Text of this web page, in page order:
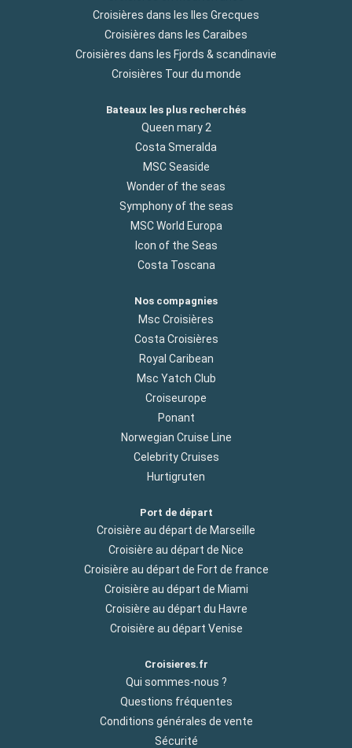
Croisières dans les Iles Grecques
Croisières dans les Caraibes
Croisières dans les Fjords & scandinavie
Croisières Tour du monde
Bateaux les plus recherchés
Queen mary 2
Costa Smeralda
MSC Seaside
Wonder of the seas
Symphony of the seas
MSC World Europa
Icon of the Seas
Costa Toscana
Nos compagnies
Msc Croisières
Costa Croisières
Royal Caribean
Msc Yatch Club
Croiseurope
Ponant
Norwegian Cruise Line
Celebrity Cruises
Hurtigruten
Port de départ
Croisière au départ de Marseille
Croisière au départ de Nice
Croisière au départ de Fort de france
Croisière au départ de Miami
Croisière au départ du Havre
Croisière au départ Venise
Croisieres.fr
Qui sommes-nous ?
Questions fréquentes
Conditions générales de vente
Sécurité